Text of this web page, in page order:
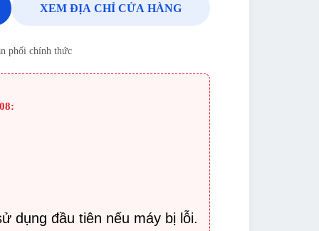
XEM ĐỊA CHỈ CỬA HÀNG
phối chính thức
dụng đầu tiên nếu máy bị lỗi.